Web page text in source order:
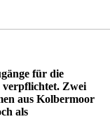
für die
verpflichtet. Zwei
aus Kolbermoor
als